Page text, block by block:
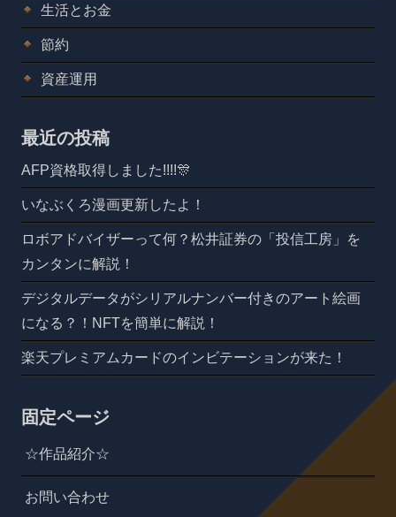
生活とお金
節約
資産運用
最近の投稿
AFP資格取得しました!!!!🎊
いなぶくろ漫画更新したよ！
ロボアドバイザーって何？松井証券の「投信工房」を
カンタンに解説！
デジタルデータがシリアルナンバー付きのアート絵画
になる？！NFTを簡単に解説！
楽天プレミアムカードのインビテーションが来た！
固定ページ
☆作品紹介☆
お問い合わせ